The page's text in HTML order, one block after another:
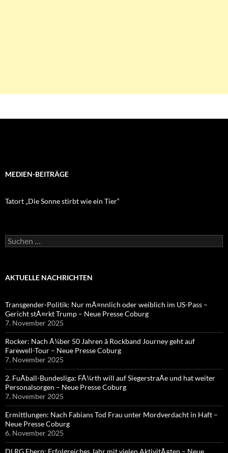
MEDIEN-BEITRÄGE
Tatort „Die Sonne stirbt wie ein Tier“
Suchen
nach:
AKTUELLE NACHRICHTEN
Transgender-Politik: Nur mÃ¤nnlich oder weiblich im US-Pass –
Gericht stÃ¤rkt Trump – Neue Presse Coburg
7. November 2025
Rocker: Nach Ã¼ber 50 Jahren â Rockband Journey geht auf
Farewell-Tour – Neue Presse Coburg
7. November 2025
2. FuÃball-Bundesliga: FÃ¼rth will auf SiegerstraÃe und hat weiter
Personalsorgen – Neue Presse Coburg
7. November 2025
Ermittlungen: Nach Fabians Tod Frau unter Mordverdacht in Haft –
Neue Presse Coburg
6. November 2025
DLRG Ebern: Erfolgreiches Jahr mit vielen AktivitÃ¤ten – Neue